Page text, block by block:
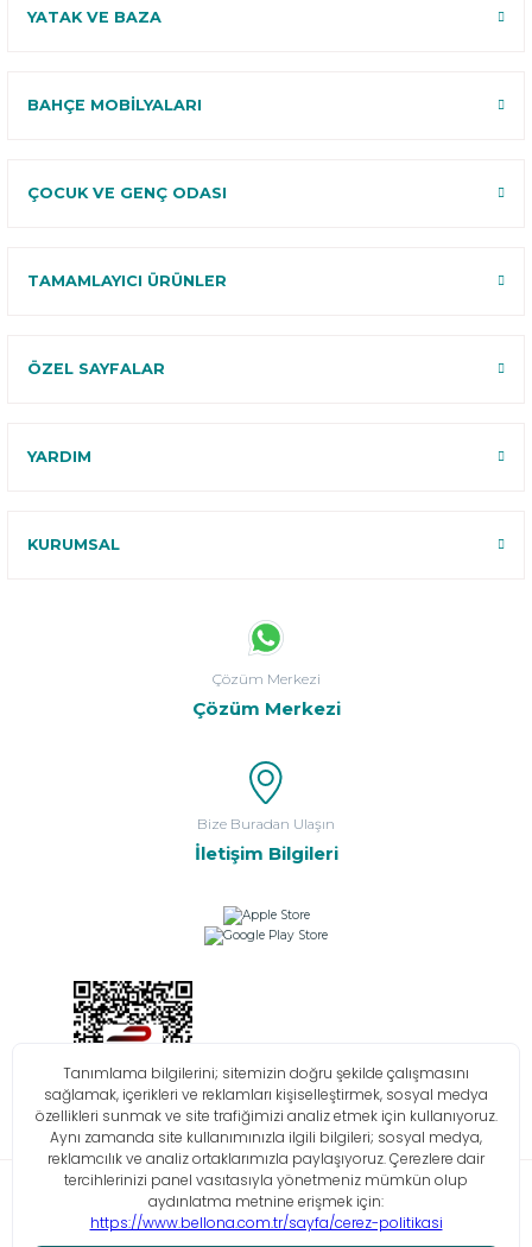
YATAK VE BAZA
BAHÇE MOBİLYALARI
ÇOCUK VE GENÇ ODASI
TAMAMLAYICI ÜRÜNLER
ÖZEL SAYFALAR
YARDIM
KURUMSAL
Çözüm Merkezi
Çözüm Merkezi
Bize Buradan Ulaşın
İletişim Bilgileri
Bilgi Toplumu Hizmetleri KVKK Çerez Politikası İşlem Rehberi